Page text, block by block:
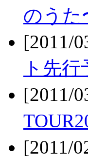
のうた
[2011/
ト先
[2011/
[2011/